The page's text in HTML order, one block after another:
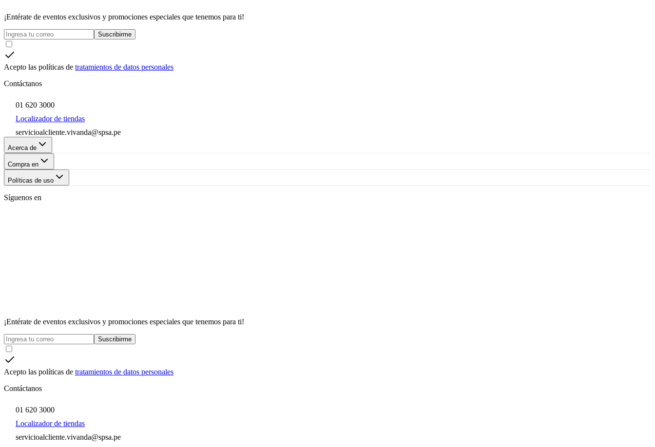
¡Entérate de eventos exclusivos y promociones especiales que tenemos para ti!
Suscribirme
Acepto las políticas de tratamientos de datos personales
Contáctanos
01 620 3000
Localizador de tiendas
servicioalcliente.vivanda@spsa.pe
Acerca de
Compra en
Políticas de uso
Síguenos en
¡Entérate de eventos exclusivos y promociones especiales que tenemos para ti!
Suscribirme
Acepto las políticas de tratamientos de datos personales
Contáctanos
01 620 3000
Localizador de tiendas
servicioalcliente.vivanda@spsa.pe